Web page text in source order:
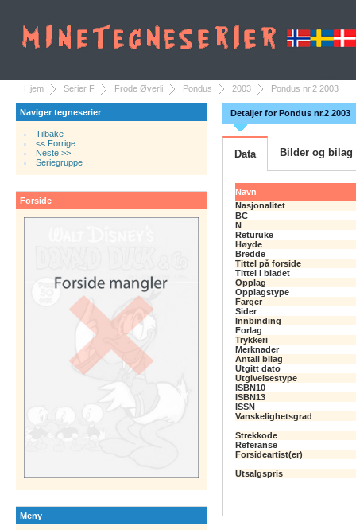
Hjem Serier F Frode Øverli Pondus 2003 Pondus nr.2 2003
Naviger tegneserier
Tilbake
<< Forrige
Neste >>
Seriegruppe
Forside
Meny
Detaljer for Pondus nr.2 2003
Data Bilder og bilag
Navn
Nasjonalitet
BC
N
Returuke
Høyde
Bredde
Tittel på forside
Tittel i bladet
Opplag
Opplagstype
Farger
Sider
Innbinding
Forlag
Trykkeri
Merknader
Antall bilag
Utgitt dato
Utgivelsestype
ISBN10
ISBN13
ISSN
Vanskelighetsgrad
Strekkode
Referanse
Forsideartist(er)
Utsalgspris